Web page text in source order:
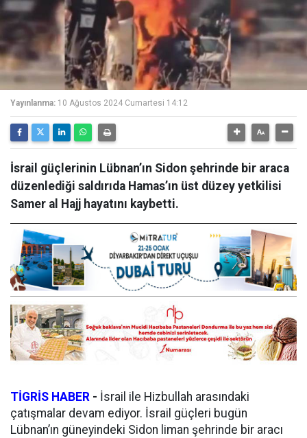
Yayınlanma: 10 Ağustos 2024 Cumartesi 14:12
İsrail güçlerinin Lübnan’ın Sidon şehrinde bir araca
düzenlediği saldırıda Hamas’ın üst düzey yetkilisi
Samer al Hajj hayatını kaybetti.
TİGRİS HABER - İsrail ile Hizbullah arasındaki
çatışmalar devam ediyor. İsrail güçleri bugün
Lübnan’ın güneyindeki Sidon liman şehrinde bir aracı